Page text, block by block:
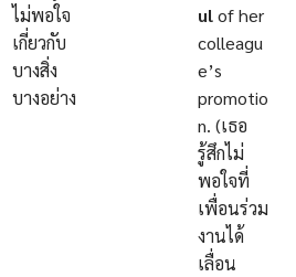
ไม่พอใจ
เกี่ยวกับ
บางสิ่ง
บางอย่าง
ulof her
colleagu
e’s
promotio
n. (เธอ
รู้สึกไม่
พอใจที่
เพื่อนร่วม
งานได้
เลื่อน